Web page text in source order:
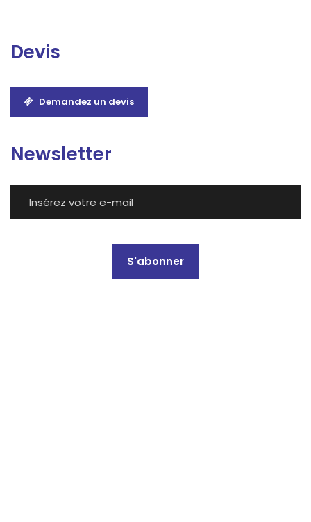
Devis
Demandez un devis
Newsletter
S'abonner